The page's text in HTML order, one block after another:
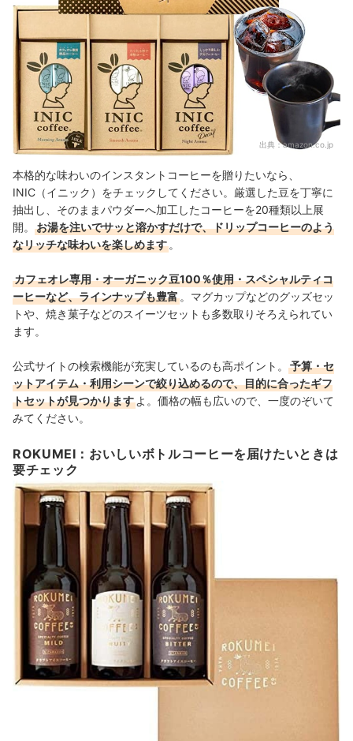
出典：amazon.co.jp
本格的な味わいのインスタントコーヒーを贈りたいなら、
INIC（イニック）をチェックしてください。 厳選した豆を丁寧に
抽出し、そのままパウダーへ加工した コーヒーを20種類以上 展
開。
お湯を注いでサッと溶かすだけで、ドリップコーヒーのよう
なリッチな味わいを楽しめます 。
カフェオレ専用・オーガニック豆100％使用・スペシャルティコ
ーヒーなど、ラインナップも豊富 。マグカップなどのグッズセッ
トや、焼き菓子などのスイーツセットも多数取りそろえられてい
ます。
公式サイトの検索機能が充実しているのも高ポイント。
予算・セ
ットアイテム・利用シーンで絞り込めるので、目的に合ったギフ
トセットが見つかります よ。価格の幅も広いので、一度のぞいて
みてください。
ROKUMEI：おいしいボトルコーヒーを届けたいときは
要チェック